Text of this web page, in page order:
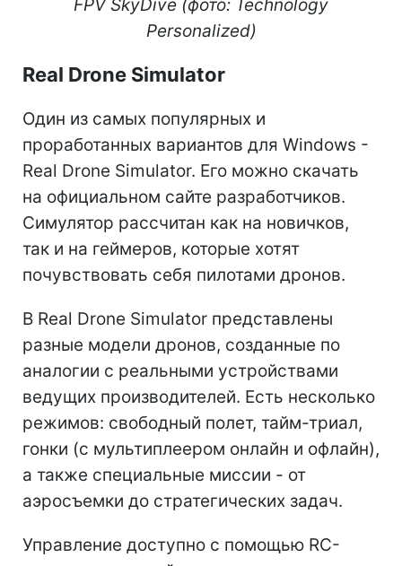
FPV SkyDive (фото: Technology
Personalized)
Real Drone Simulator
Один из самых популярных и
проработанных вариантов для Windows -
Real Drone Simulator. Его можно скачать
на официальном сайте разработчиков.
Симулятор рассчитан как на новичков,
так и на геймеров, которые хотят
почувствовать себя пилотами дронов.
В Real Drone Simulator представлены
разные модели дронов, созданные по
аналогии с реальными устройствами
ведущих производителей. Есть несколько
режимов: свободный полет, тайм-триал,
гонки (с мультиплеером онлайн и офлайн),
а также специальные миссии - от
аэросъемки до стратегических задач.
Управление доступно с помощью RC-